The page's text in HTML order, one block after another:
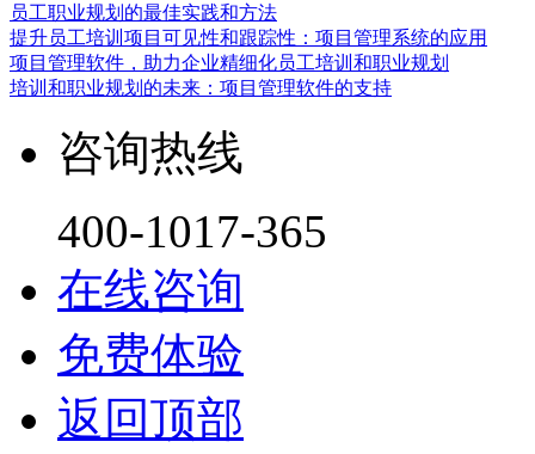
员工职业规划的最佳实践和方法
提升员工培训项目可见性和跟踪性：项目管理系统的应用
项目管理软件，助力企业精细化员工培训和职业规划
培训和职业规划的未来：项目管理软件的支持
咨询热线
400-1017-365
在线咨询
免费体验
返回顶部